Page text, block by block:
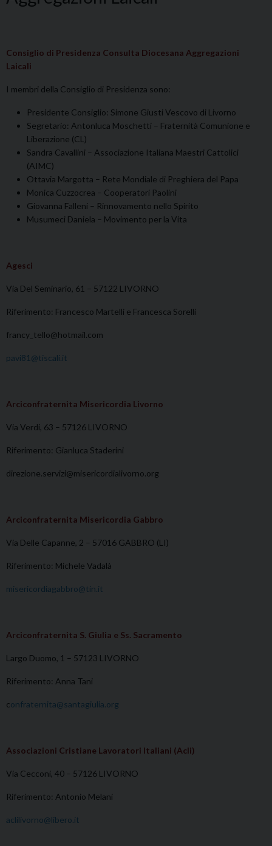
Consiglio di Presidenza Consulta Diocesana Aggregazioni
Laicali
I membri della Consiglio di Presidenza sono:
Presidente Consiglio: Simone Giusti Vescovo di Livorno
Segretario: Antonluca Moschetti – Fraternità Comunione e
Liberazione (CL)
Sandra Cavallini – Associazione Italiana Maestri Cattolici
(AIMC)
Ottavia Margotta – Rete Mondiale di Preghiera del Papa
Monica Cuzzocrea – Cooperatori Paolini
Giovanna Falleni – Rinnovamento nello Spirito
Musumeci Daniela – Movimento per la Vita
Agesci
Via Del Seminario, 61 – 57122 LIVORNO
Riferimento: Francesco Martelli e Francesca Sorelli
francy_tello@hotmail.com
pavi81@tiscali.it
Arciconfraternita Misericordia Livorno
Via Verdi, 63 – 57126 LIVORNO
Riferimento: Gianluca Staderini
direzione.servizi@misericordialivorno.org
Arciconfraternita Misericordia Gabbro
Via Delle Capanne, 2 – 57016 GABBRO (LI)
Riferimento: Michele Vadalà
misericordiagabbro@tin.it
Arciconfraternita S. Giulia e Ss. Sacramento
Largo Duomo, 1 – 57123 LIVORNO
Riferimento: Anna Tani
confraternita@santagiulia.org
Associazioni Cristiane Lavoratori Italiani (Acli)
Via Cecconi, 40 – 57126 LIVORNO
Riferimento: Antonio Melani
aclilivorno@libero.it